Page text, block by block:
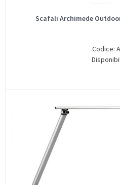
Scafali Archimede Outdoor
Codice: